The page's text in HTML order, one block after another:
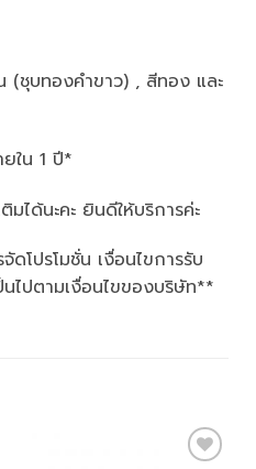
(ชุบทองคำขาว) , สีทอง และ
ใน 1 ปี*
ได้นะคะ ยินดีให้บริการค่ะ
โปรโมชั่น เงื่อนไขการรับ
ไปตามเงื่อนไขของบริษัท**